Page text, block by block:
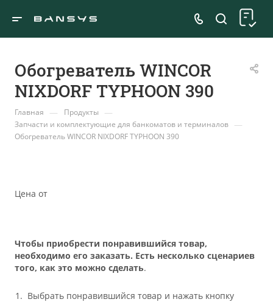
Обогреватель WINCOR
NIXDORF TYPHOON 390
Главная — Продукты —
Запчасти и комплектующие для банкоматов и терминалов —
Обогреватель WINCOR NIXDORF TYPHOON 390
Цена от
Чтобы приобрести понравившийся товар,
необходимо его заказать. Есть несколько сценариев
того, как это можно сделать.
Выбрать понравившийся товар и нажать кнопку